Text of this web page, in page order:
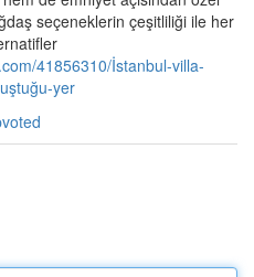
seçeneklerin çeşitliliği ile her
41856310/İstanbul-villa-
yer